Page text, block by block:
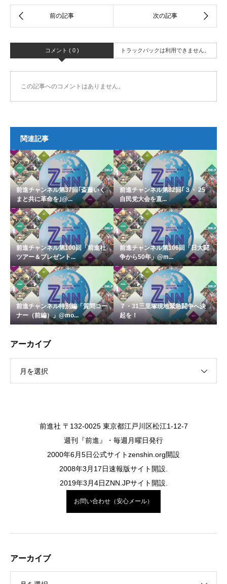
コメント ( 0 ) トラックバックは利用できません。
この記事へのコメントはありません。
関連記事
前進チャンネル第37回｢斎藤いく
まと共に革命を｣@...
前進チャンネル第82回｢３・ 25
自民党大会を直...
前進チャンネル第100回「前進社
ツアー＆プレゼント...
前進チャンネル第106回「日大闘
争から50年」@m...
前進チャンネル特別編「質問コー
ナー（前編）」@mo...
７・31三里塚現地緊急闘争へ決
起を！
アーカイブ
月を選択
前進社 〒132-0025 東京都江戸川区松江1-12-7
週刊『前進』・毎週月曜日発行
2000年6月5日公式サイトzenshin.org開設
2008年3月17日速報版サイト開設.
2019年3月4日ZNN.JPサイト開設.
お問い合わせ（安心メール）
アーカイブ